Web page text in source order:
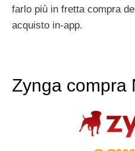
farlo più in fretta compra
acquisto in-app.
Zynga compra